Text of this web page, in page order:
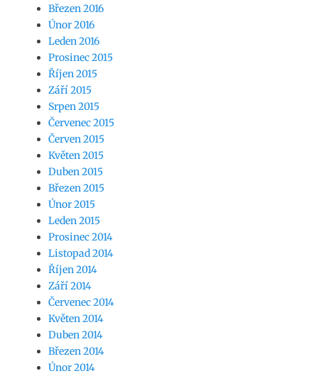
Březen 2016
Únor 2016
Leden 2016
Prosinec 2015
Říjen 2015
Září 2015
Srpen 2015
Červenec 2015
Červen 2015
Květen 2015
Duben 2015
Březen 2015
Únor 2015
Leden 2015
Prosinec 2014
Listopad 2014
Říjen 2014
Září 2014
Červenec 2014
Květen 2014
Duben 2014
Březen 2014
Únor 2014